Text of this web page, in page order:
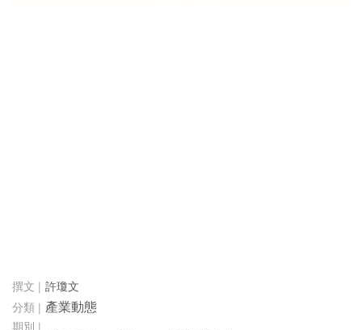
許瓊文
產業動態